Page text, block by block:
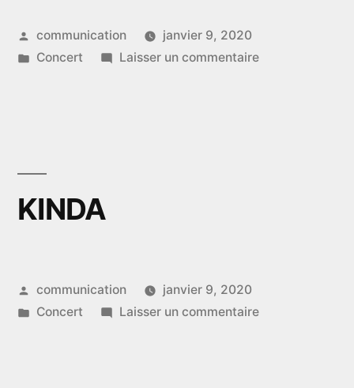
Publié
par
communication
janvier 9, 2020
Publié
Concert Laisser un commentairesur
KINDA
Publié
par
communication
janvier 9, 2020
Publié
Concert Laisser un commentairesur